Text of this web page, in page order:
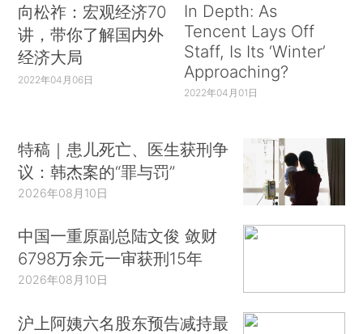
向松祚：宏观经济70
讲，带你了解国内外
经济大局
2022年04月06日
In Depth: As
Tencent Lays Off
Staff, Is Its ‘Winter’
Approaching?
2022年04月01日
特稿｜患儿死亡、医生获刑争
议：韩杰案的“罪与罚”
2026年08月10日
中国一重原副总陆文俊 敛财
6798万余元一审获刑15年
2026年08月10日
沪上阿姨六名股东预告减持最